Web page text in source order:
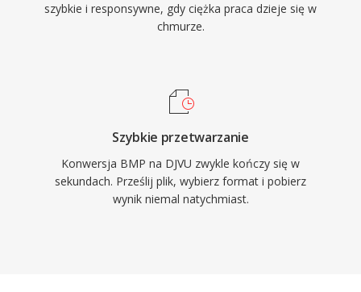
szybkie i responsywne, gdy ciężka praca dzieje się w
chmurze.
Szybkie przetwarzanie
Konwersja BMP na DJVU zwykle kończy się w
sekundach. Prześlij plik, wybierz format i pobierz
wynik niemal natychmiast.